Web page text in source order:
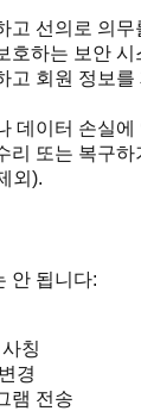
고 선의로 의무
호하는 보안 시
고 회원 정보를
데이터 손실에
리 또는 복구하
외).
안 됩니다:
칭
경
램 전송